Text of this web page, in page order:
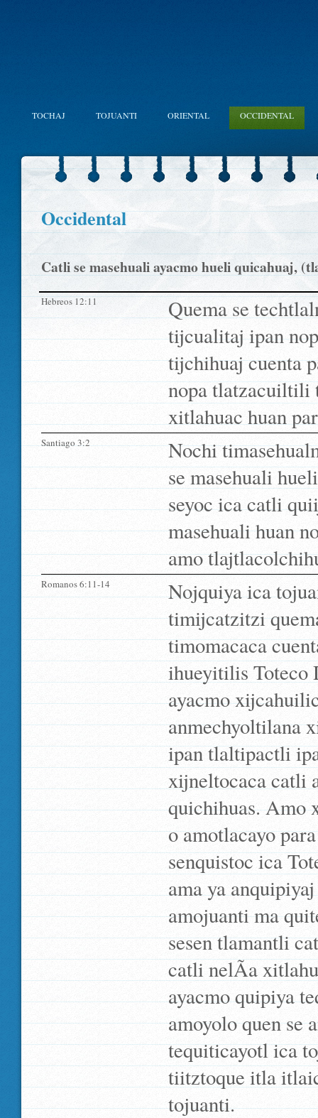
TOCHAJ TOJUANTI ORIENTAL OCCIDENTAL
Occidental
Catli se masehuali ayacmo hueli quicahuaj,
Hebreos 12:11
Quema se
tijcualitaj ipan
tijchihuaj cuenta
nopa tlatzacuiltili
xitlahuac huan
Santiago 3:2
Nochi
se masehuali
seyoc ica catli
masehuali huan
amo
Romanos 6:11-14
Nojquiya ica
timijcatzitzi
timomacaca
ihueyitilis Toteco
ayacmo
anmechyoltilana
ipan tlaltipactli
xijneltocaca catli
quichihuas. Amo
o amotlacayo
senquistoc ica
ama ya
amojuanti ma
sesen tlamantli
catli nelÃ­a
ayacmo quipiya
amoyolo quen se
tequiticayotl ica
tiitztoque itla
tojuanti.